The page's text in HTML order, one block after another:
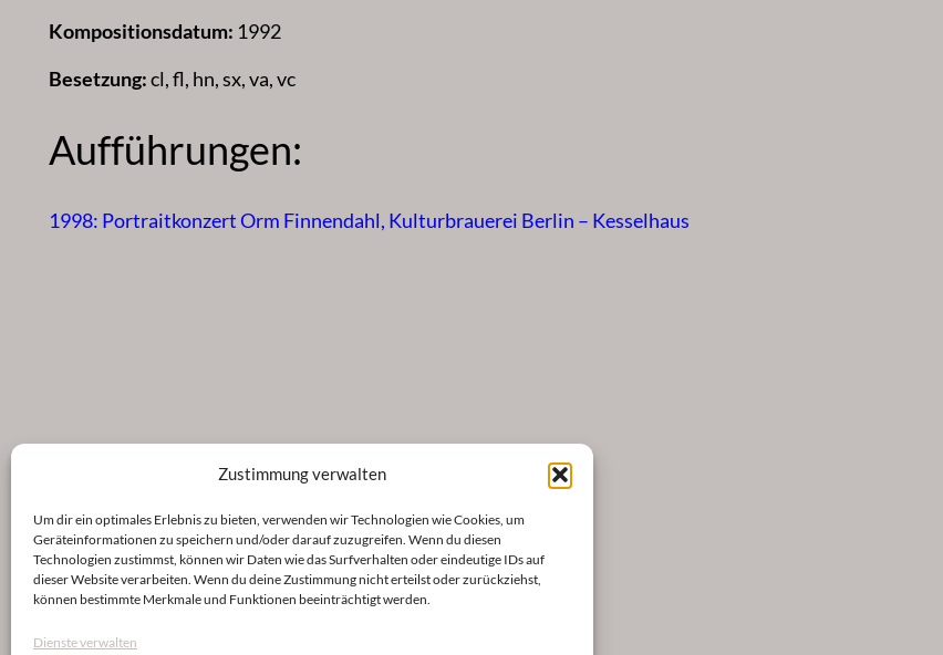
Zustimmung verwalten
Um dir ein optimales Erlebnis zu bieten, verwenden wir Technologien wie Cookies, um
Geräteinformationen zu speichern und/oder darauf zuzugreifen. Wenn du diesen
Technologien zustimmst, können wir Daten wie das Surfverhalten oder eindeutige IDs auf
dieser Website verarbeiten. Wenn du deine Zustimmung nicht erteilst oder zurückziehst,
können bestimmte Merkmale und Funktionen beeinträchtigt werden.
Dienste verwalten
Kompositionsdatum: 1992
Besetzung:cl, fl, hn, sx, va, vc
Aufführungen:
1998: Portraitkonzert Orm Finnendahl, Kulturbrauerei Berlin – Kesselhaus